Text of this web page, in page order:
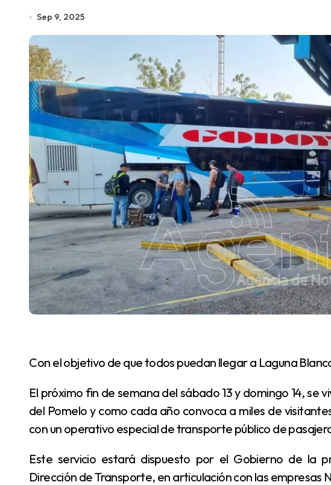
Sep 9, 2025
Con el objetivo de que todos puedan llegar a Laguna
El próximo fin de semana del sábado 13 y domingo 14, se vivirá la 41° edición de la Fiesta Nacional
del Pomelo y como cada año convoca a miles de
con un operativo especial de transporte público de
Este servicio estará dispuesto por el Gobierno de la provincia de Formosa, a través de la
Dirección de Transporte, en articulación con las empresas